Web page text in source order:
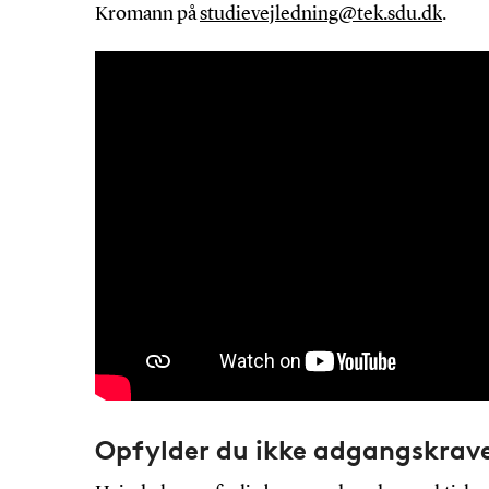
Kromann påstudievejledning@tek.sdu.dk.
Opfylder du ikke